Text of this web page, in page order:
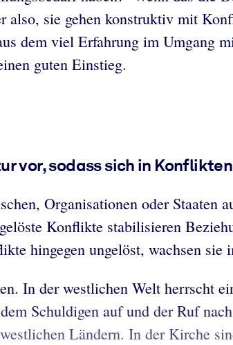
also, sie gehen konstruktiv mit
dem viel Erfahrung im
guten Einstieg.
vor, sodass sich in
Organisationen oder Staaten
Konflikte stabilisieren
hingegen ungelöst, wachsen sie
In der westlichen Welt herrscht
Schuldigen auf und der Ruf
Ländern. In der Kirche